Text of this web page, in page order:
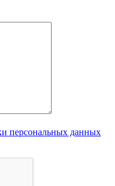
персональных данных